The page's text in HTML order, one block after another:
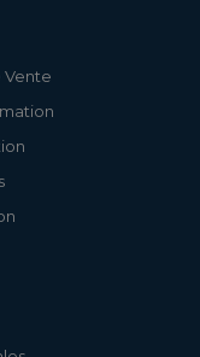
Vente